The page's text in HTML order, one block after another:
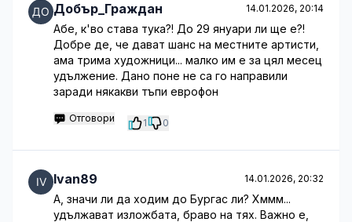
Добър_Граждан 14.01.2026, 20:14
Абе, к'во става тука?! До 29 януари ли ще е?!
Добре де, че дават шанс на местните артисти,
ама трима художници... малко им е за цял месец
удължение. Дано поне не са го направили
заради някакви тъпи еврофон
Отговори 1 0
Ivan89 14.01.2026, 20:32
А, значи ли да ходим до Бургас ли? Хммм...
удължават изложбата, браво на тях. Важно е,